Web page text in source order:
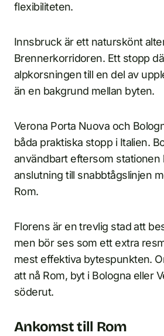
flexibiliteten.
Innsbruck är ett naturskönt
Brennerkorridoren. Ett stopp
alpkorsningen till en del av
än en bakgrund mellan byten.
Verona Porta Nuova och
båda praktiska stopp i Italien.
användbart eftersom stationen
anslutning till snabbtågslinjen
Rom.
Florens är en trevlig stad att
men bör ses som ett extra
mest effektiva bytespunkten.
att nå Rom, byt i Bologna eller
söderut.
Ankomst till Rom